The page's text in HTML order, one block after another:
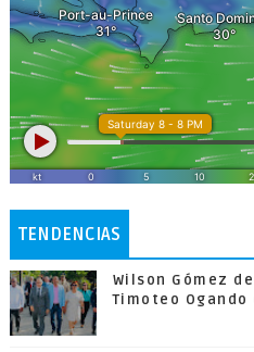
TENDENCIAS
Wilson Gómez
Timoteo